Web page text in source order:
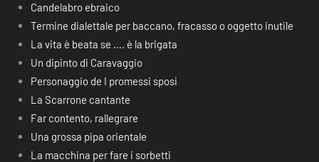
Candelabro ebraico
Termine dialettale per baccano, fracasso o oggetto inutile
La vita è beata se …. è la brigata
Un dipinto di Caravaggio
Personaggio de I promessi sposi
La Scarrone cantante
Far contento, rallegrare
Una grossa pipa orientale
La macchina per fare i sorbetti